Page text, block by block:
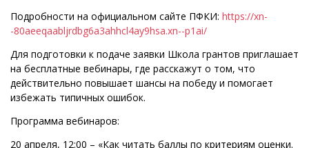
Подробности на официальном сайте ПФКИ: https://xn-
-80aeeqaabljrdbg6a3ahhcl4ay9hsa.xn--p1ai/
Для подготовки к подаче заявки Школа грантов приглашает
на бесплатные вебинары, где расскажут о том, что
действительно повышает шансы на победу и помогает
избежать типичных ошибок.
Программа вебинаров:
20 апреля, 12:00 – «Как читать баллы по критериям оценки.